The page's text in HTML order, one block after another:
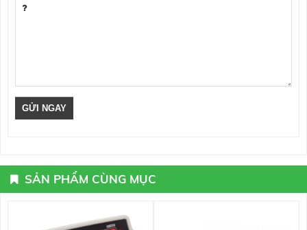
SẢN PHẨM CÙNG MỤC